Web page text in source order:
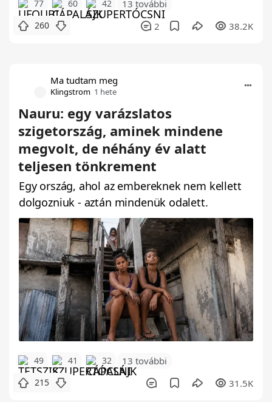
77 60 42 13 további
260 2 38.2K
Ma tudtam meg
Klingstrom 1 hete
Nauru: egy varázslatos
szigetország, aminek mindene
megvolt, de néhány év alatt
teljesen tönkrement
Egy ország, ahol az embereknek nem kellett
dolgozniuk - aztán mindenük odalett.
49 41 32 13 további
215 31.5K